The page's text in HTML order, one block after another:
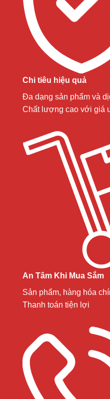
Chi tiêu hiệu quả
Đa dạng sản phẩm và
Chất lượng cao với giá
An Tâm Khi Mua Sắm
Sản phẩm, hàng hóa
Thanh toán tiện lợi